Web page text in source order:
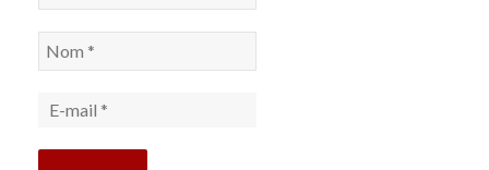
Nom
E-
*